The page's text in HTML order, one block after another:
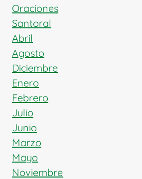
Oraciones
Santoral
Abril
Agosto
Diciembre
Enero
Febrero
Julio
Junio
Marzo
Mayo
Noviembre